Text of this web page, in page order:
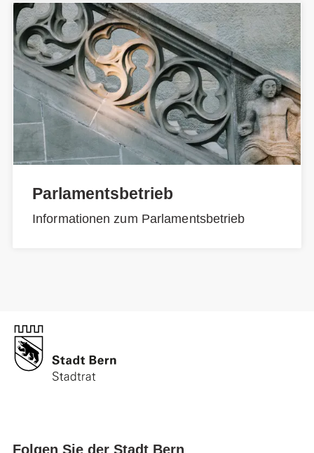
Parlamentsbetrieb
Informationen zum Parlamentsbetrieb
Folgen Sie der Stadt Bern